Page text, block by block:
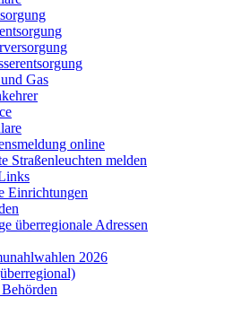
Gas
online
Straßenleuchten melden
Einrichtungen
überregionale Adressen
2026